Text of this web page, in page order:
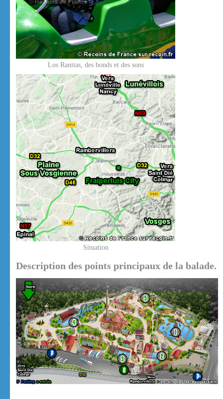
Los Ranitas, des bonds et des sons
Situation
Description des points principaux de la balade.